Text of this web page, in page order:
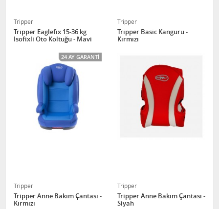
Tripper
Tripper Eaglefix 15-36 kg
Isofixli Oto Koltuğu - Mavi
24 AY GARANTI
Tripper
Tripper Basic Kanguru -
Kırmızı
Tripper
Tripper Anne Bakım Çantası -
Kırmızı
Tripper
Tripper Anne Bakım Çantası -
Siyah